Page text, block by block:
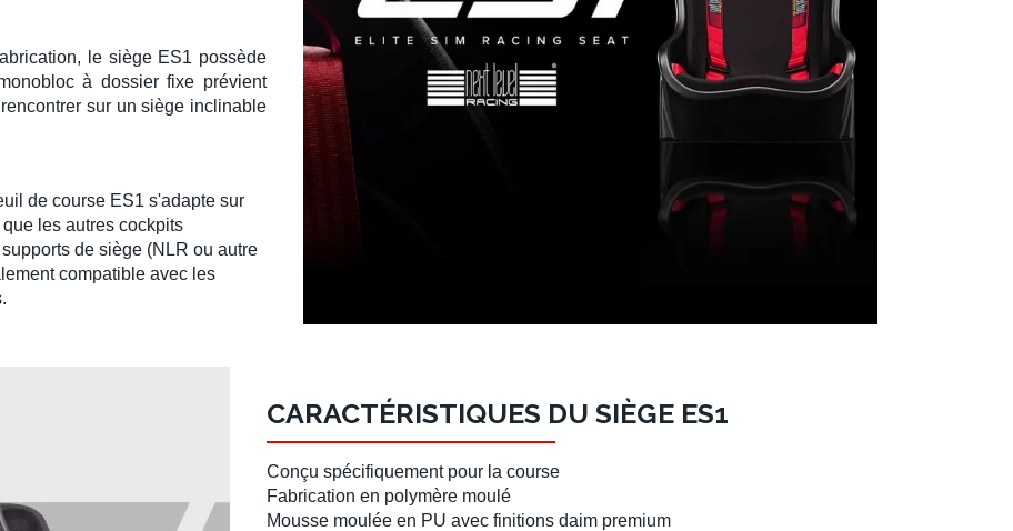
le siège ES1 possède
à dossier fixe prévient
sur unsiège inclinable
de course ES1 s'adapte sur
que les autres cockpits
supports de siège (NLR ou autre
compatible avec les
CARACTÉRISTIQUES DU SIÈGE ES1
Conçu spécifiquement pour la course
Fabrication en polymère moulé
Mousse moulée en PU avec finitions daim premium